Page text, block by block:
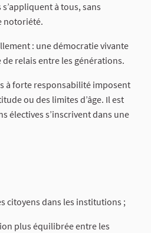
à tous, sans
notoriété.
: une démocratie vivante
relais entre les générations.
à forte responsabilité imposent
ou des limites d’âge. Il est
électives s’inscrivent dans une
citoyens dans les institutions ;
plus équilibrée entre les